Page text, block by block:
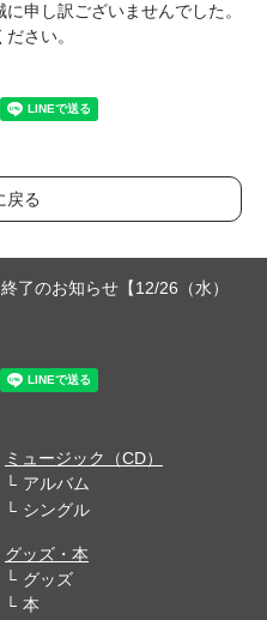
申し訳ございませんでした。
さい。
戻る
了のお知らせ【12/26（水）
ミュージック（CD）
アルバム
シングル
グッズ・本
グッズ
本